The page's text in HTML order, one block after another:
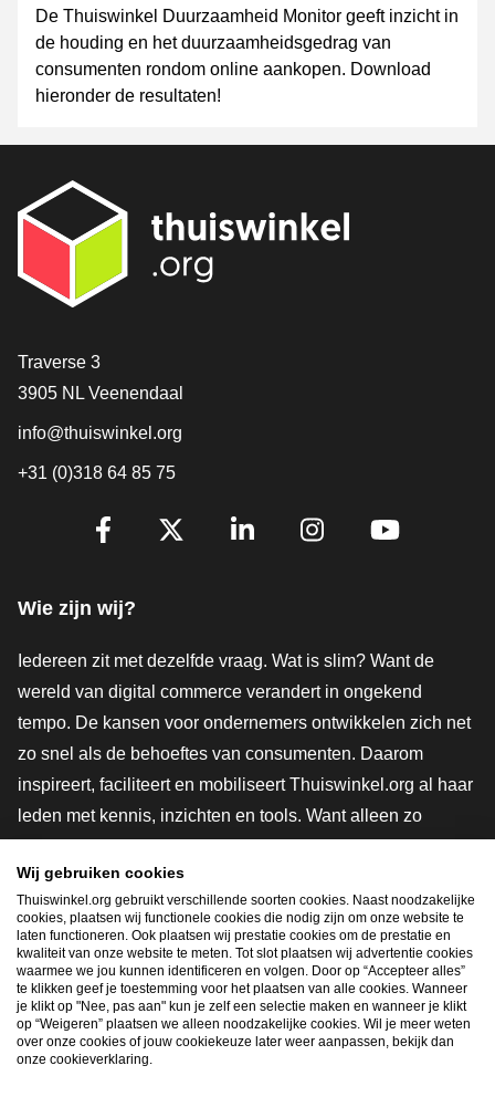
De Thuiswinkel Duurzaamheid Monitor geeft inzicht in
de houding en het duurzaamheidsgedrag van
consumenten rondom online aankopen. Download
hieronder de resultaten!
Contact
Traverse 3
3905 NL Veenendaal
info@thuiswinkel.org
+31 (0)318 64 85 75
Volg je ons al?
Wie zijn wij?
Iedereen zit met dezelfde vraag. Wat is slim? Want de
wereld van digital commerce verandert in ongekend
tempo. De kansen voor ondernemers ontwikkelen zich net
zo snel als de behoeftes van consumenten. Daarom
inspireert, faciliteert en mobiliseert Thuiswinkel.org al haar
leden met kennis, inzichten en tools. Want alleen zo
innovatievere toekomst. Dus groei ook mee en maak
shoppen slimmer.
Lid worden
Snel navigeren
Wij gebruiken cookies
Thuiswinkel.org gebruikt verschillende soorten cookies. Naast noodzakelijke
cookies, plaatsen wij functionele cookies die nodig zijn om onze website te
laten functioneren. Ook plaatsen wij prestatie cookies om de prestatie en
kwaliteit van onze website te meten. Tot slot plaatsen wij advertentie cookies
waarmee we jou kunnen identificeren en volgen. Door op “Accepteer alles”
te klikken geef je toestemming voor het plaatsen van alle cookies. Wanneer
je klikt op "Nee, pas aan" kun je zelf een selectie maken en wanneer je klikt
op “Weigeren” plaatsen we alleen noodzakelijke cookies. Wil je meer weten
over onze cookies of jouw cookiekeuze later weer aanpassen, bekijk dan
onze cookieverklaring.